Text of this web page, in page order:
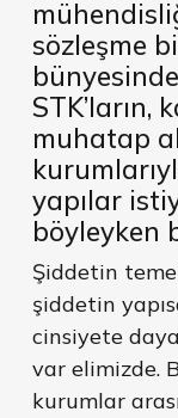
sözleşme
STK’ların,
muhatap
yapılar
böyleyken
Şiddetin
şiddetin
cinsiyete
var elimizde.
kurumlar